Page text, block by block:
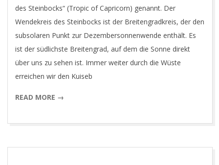
des Steinbocks“ (Tropic of Capricorn) genannt. Der
Wendekreis des Steinbocks ist der Breitengradkreis, der den
subsolaren Punkt zur Dezembersonnenwende enthält. Es
ist der südlichste Breitengrad, auf dem die Sonne direkt
über uns zu sehen ist. Immer weiter durch die Wüste
erreichen wir den Kuiseb
READ MORE →